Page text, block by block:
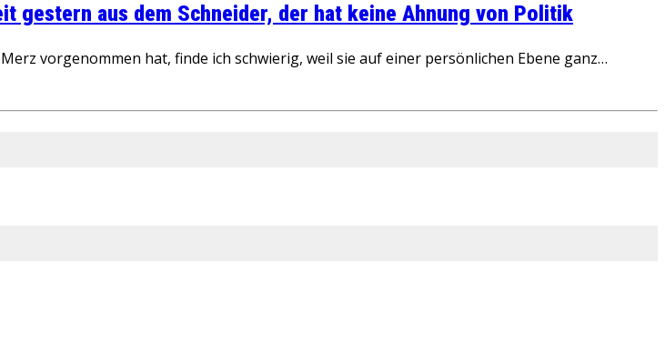
gestern aus dem Schneider, der hat keine Ahnung von Politik
vorgenommen hat, finde ich schwierig, weil sie auf einer persönlichen Ebene ganz…